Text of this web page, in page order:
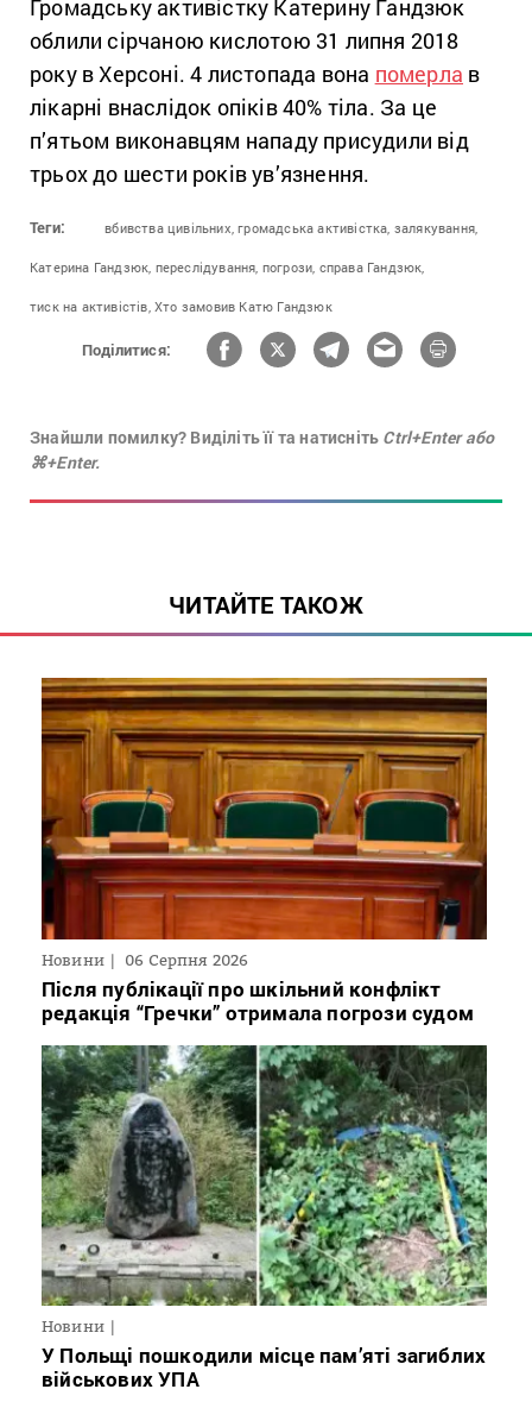
Громадську активістку Катерину Гандзюк
облили сірчаною кислотою 31 липня 2018
року в Херсоні. 4 листопада вона померла в
лікарні внаслідок опіків 40% тіла. За це
п’ятьом виконавцям нападу присудили від
трьох до шести років ув’язнення.
Теги: вбивства цивільних, громадська активістка, залякування,
Катерина Гандзюк, переслідування, погрози, справа Гандзюк,
тиск на активістів, Хто замовив Катю Гандзюк
Поділитися:
Знайшли помилку? Виділіть її та натисніть Ctrl+Enter або
⌘+Enter.
ЧИТАЙТЕ ТАКОЖ
Новини 06 Серпня 2026
Після публікації про шкільний конфлікт
редакція “Гречки” отримала погрози судом
Новини
У Польщі пошкодили місце пам’яті загиблих
військових УПА